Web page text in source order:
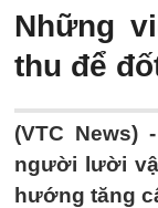
Những
thu để
(VTC News)
người lười
hướng tăng